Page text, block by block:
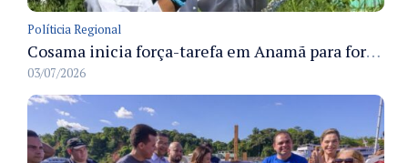
Políticia Regional
Cosama inicia força-tarefa em Anamã para fortalecer abastecimento de água e segurança hídrica da população
03/07/2026